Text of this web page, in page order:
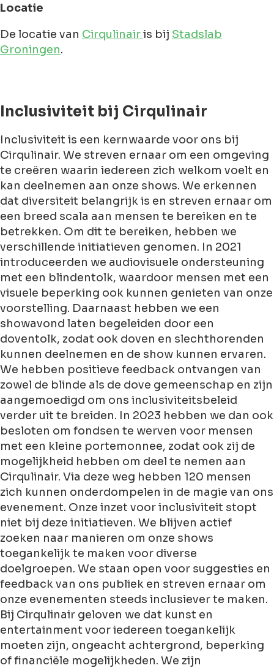
Locatie
De locatie van Cirqulinairis bij Stadslab
Groningen.
Inclusiviteit bij Cirqulinair
Inclusiviteit is een kernwaarde voor ons bij
Cirqulinair. We streven ernaar om een omgeving
te creëren waarin iedereen zich welkom voelt en
kan deelnemen aan onze shows. We erkennen
dat diversiteit belangrijk is en streven ernaar om
een breed scala aan mensen te bereiken en te
betrekken. Om dit te bereiken, hebben we
verschillende initiatieven genomen. In 2021
introduceerden we audiovisuele ondersteuning
met een blindentolk, waardoor mensen met een
visuele beperking ook kunnen genieten van onze
voorstelling. Daarnaast hebben we een
showavond laten begeleiden door een
doventolk, zodat ook doven en slechthorenden
kunnen deelnemen en de show kunnen ervaren.
We hebben positieve feedback ontvangen van
zowel de blinde als de dove gemeenschap en zijn
aangemoedigd om ons inclusiviteitsbeleid
verder uit te breiden. In 2023 hebben we dan ook
besloten om fondsen te werven voor mensen
met een kleine portemonnee, zodat ook zij de
mogelijkheid hebben om deel te nemen aan
Cirqulinair. Via deze weg hebben 120 mensen
zich kunnen onderdompelen in de magie van ons
evenement. Onze inzet voor inclusiviteit stopt
niet bij deze initiatieven. We blijven actief
zoeken naar manieren om onze shows
toegankelijk te maken voor diverse
doelgroepen. We staan open voor suggesties en
feedback van ons publiek en streven ernaar om
onze evenementen steeds inclusiever te maken.
Bij Cirqulinair geloven we dat kunst en
entertainment voor iedereen toegankelijk
moeten zijn, ongeacht achtergrond, beperking
of financiële mogelijkheden. We zijn